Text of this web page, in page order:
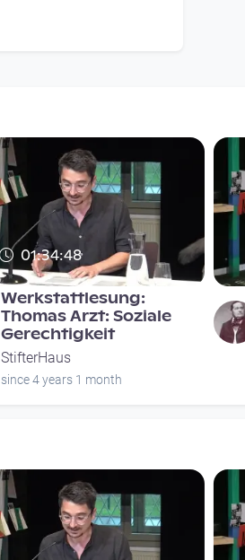
01:34:48
Werkstattlesung:
Thomas Arzt: Soziale
Gerechtigkeit
StifterHaus
since 4 years 1 month